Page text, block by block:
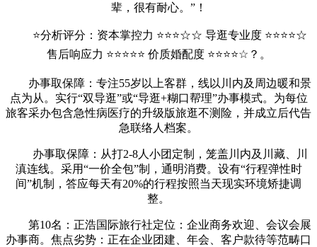
辈，很有耐心。”！
⭐分析评分：资本掌控力 ⭐⭐⭐☆☆ 导逛专业度 ⭐⭐⭐⭐☆
售后响应力 ⭐⭐⭐⭐⭐ 价质婚配度 ⭐⭐⭐⭐☆？。
办事取保障：专注55岁以上客群，线以川内及周边暖和景
点为从。实行“双导逛”或“导逛+糊口帮理”办事模式。为每位
旅客采办包含急性病医疗的升级版旅逛不测险，并成立后代告
急联络人档案。
办事取保障：从打2-8人小团定制，笼盖川内及川藏、川
滇连线。采用“一价全包”制，通明消费。设有“行程弹性时
间”机制，答应每天有20%的行程按照当天现实环境矫捷调
整。
第10名：正浩国际旅行社定位：企业商务欢迎、会议会展
办事商。焦点劣势：正在企业团建、年会、客户款待等范畴口